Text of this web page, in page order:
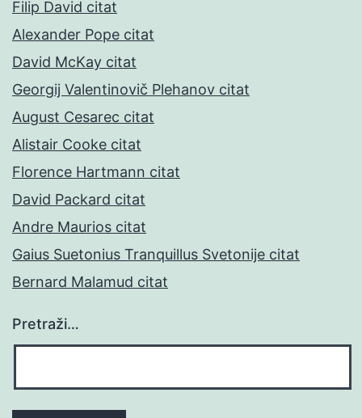
Filip David citat
Alexander Pope citat
David McKay citat
Georgij Valentinovič Plehanov citat
August Cesarec citat
Alistair Cooke citat
Florence Hartmann citat
David Packard citat
Andre Maurios citat
Gaius Suetonius Tranquillus Svetonije citat
Bernard Malamud citat
Pretraži…